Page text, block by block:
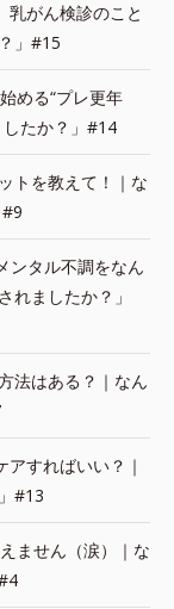
乳がん検診のこと
」#15
める“プレ更年
たか？」#14
トを教えて！｜な
ンタル不調をなん
れましたか？」
法はある？｜なん
すればいい？｜
#13
ません（涙）｜な